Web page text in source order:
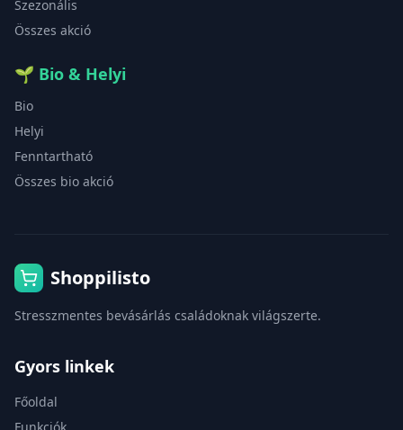
Szezonális
Összes akció
🌱 Bio & Helyi
Bio
Helyi
Fenntartható
Összes bio akció
Shoppilisto
Stresszmentes bevásárlás családoknak világszerte.
Gyors linkek
Főoldal